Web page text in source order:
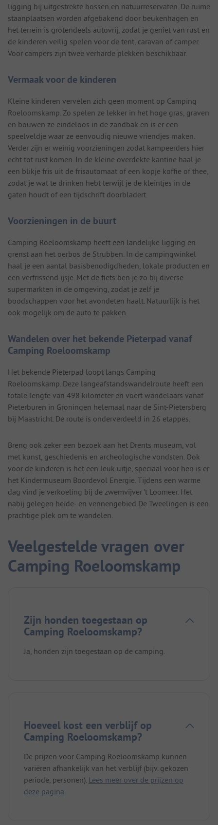
ligging bij uitgestrekte bossen en natuurreservaten. De ruime
staanplaatsen worden afgebakend door beukenhagen en
het terrein is grotendeels autovrij, zodat je geniet van rust en
de kinderen veilig spelen voor de tent, caravan of camper.
Voor campers zijn twee verharde plekken beschikbaar.
Vermaak voor de kinderen
Kleine kinderen vervelen zich geen moment op Camping
Roeloomskamp. Zo spelen ze lekker in het hoge gras, graven
en bouwen ze eindeloos in de zandbak en is er een
speelveldje waar ze eenvoudig nieuwe vriendjes maken.
Verder zijn er weinig voorzieningen zodat kampeerders hier
echt tot rust komen. In de kleine overdekte kantine haal je
een blikje fris uit de frisautomaat of een kopje koffie of thee,
zodat je wat te drinken hebt terwijl je de kleintjes in de
gaten houdt of een tijdschrift doorbladert.
Voorzieningen in de buurt
Camping Roeloomskamp heeft een landelijke ligging en
grenst aan het oerbos de Strubben. In de campingwinkel
haal je een aantal basisbenodigdheden, lokale producten en
een verfrissend ijsje. Met de fiets ben je zo bij diverse
supermarkten in de omgeving, zodat je zelf je
boodschappen voor het avondeten haalt. Natuurlijk is het
ook mogelijk om de auto te pakken.
Wandelen over het bekende Pieterpad vanaf
Camping Roeloomskamp
Het bekende Pieterpad loopt langs Camping
Roeloomskamp. Deze langeafstandswandelroute heeft een
totale lengte van 498 kilometer en voert wandelaars vanaf
Pieterburen in Groningen helemaal naar de Sint-Pietersberg
bij Maastricht. De route is onderverdeeld in 26 etappes.
Breng ook zeker een bezoek aan het Drents museum, vol
met kunst, geschiedenis en archeologische vondsten. Ook
voor de kinderen is het een leuk uitje, speciaal voor hen is er
het Kindermuseum Boordevol Energie. Tijdens een warme
dag vind je verkoeling bij de zwemvijver 't Loomeer. Het
nabij gelegen heide- en vennengebied De Tweelingen is een
prachtige plek om te wandelen.
Veelgestelde vragen over
Camping Roeloomskamp
Zijn honden toegestaan op
Camping Roeloomskamp?
Ja, honden zijn toegestaan op de camping.
Hoeveel kost een verblijf op
Camping Roeloomskamp?
De prijzen voor Camping Roeloomskamp kunnen
variëren afhankelijk van het verblijf (bijv. gekozen
periode, personen). Lees meer over de prijzen op
deze pagina.